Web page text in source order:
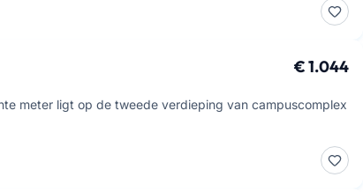
€ 1.044
meter ligt op de tweede verdieping van campuscomplex